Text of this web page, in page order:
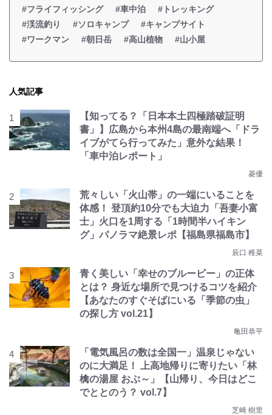
#フライフィッシング #車中泊
#トレッキング
#渓流釣り
#ソロキャンプ
#キャンプサイト
#ワークマン
#朝日岳 #高山植物 #山小屋
人気記事
【知ってる？「日本本土四極踏破証明
書」】広島から本州4島の最南端へ「ドラ
イブがてら行ってみた」意外な結果！
「車中泊レポート」
菱優
荒々しい「火山帯」の一端にいることを
体感！ 登頂約10分でも大迫力「吾妻小富
士」火口を1周する「1時間半ハイキン
グ」パノラマ絶景レポ【福島県福島市】
辰口 稚菜
青く美しい「幸せのブルービー」の正体
とは？ 身近な場所で見つけるコツを紹介
【あなたのすぐそばにいる「季節の虫」
の探し方 vol.21】
亀田恭平
「電気風呂の数は全国一」温泉じゃない
のに大満足！ 上高地帰りに寄りたい「林
檎の湯屋 おぶ～」【山帰り、今日はどこ
でととのう？ vol.7】
芝崎 樹里